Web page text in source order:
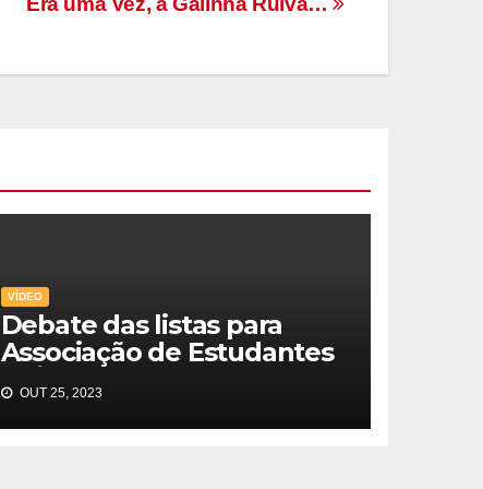
VÍDEO
Debate das listas para
Associação de Estudantes
23/24
OUT 25, 2023